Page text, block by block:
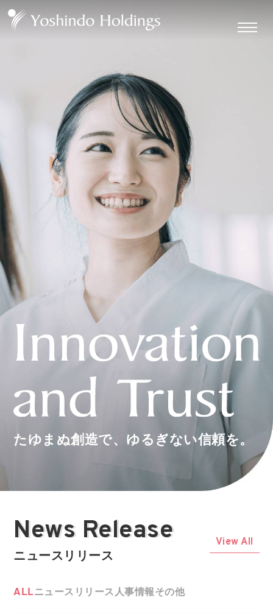
たゆまぬ創造で、ゆるぎない信頼を。
News Release
ニュースリリース
View All
ALLニュースリリース人事情報その他